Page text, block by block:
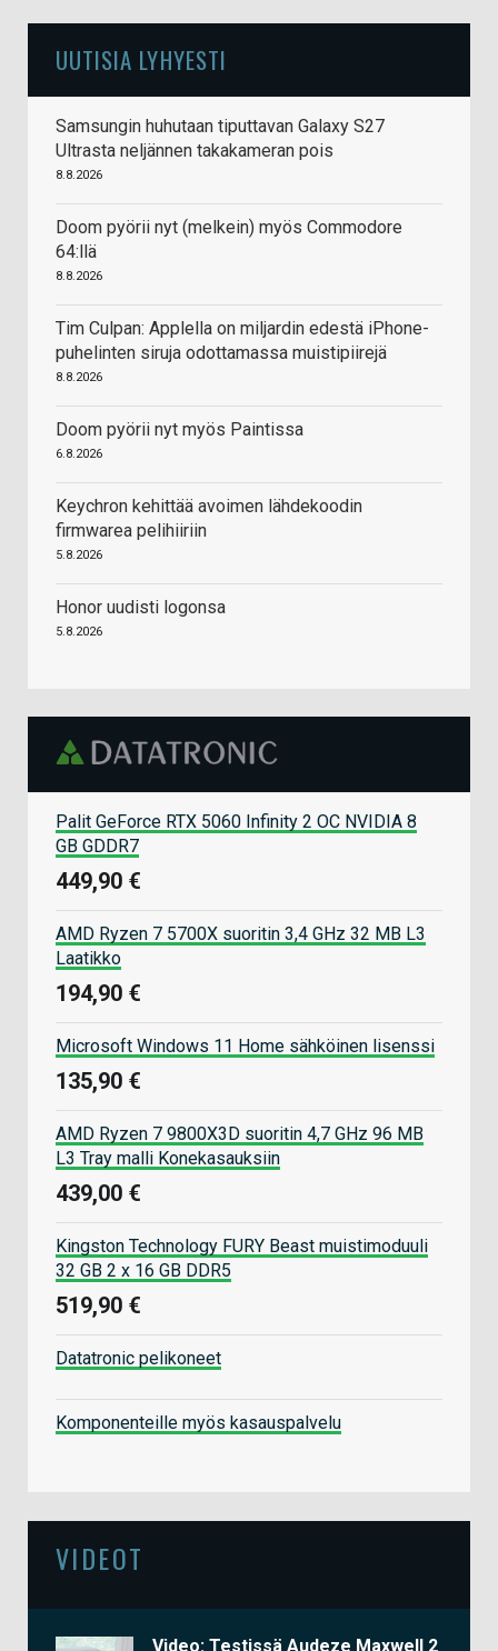
UUTISIA LYHYESTI
Samsungin huhutaan tiputtavan Galaxy S27
Ultrasta neljännen takakameran pois
8.8.2026
Doom pyörii nyt (melkein) myös Commodore
64:llä
8.8.2026
Tim Culpan: Applella on miljardin edestä iPhone-
puhelinten siruja odottamassa muistipiirejä
8.8.2026
Doom pyörii nyt myös Paintissa
6.8.2026
Keychron kehittää avoimen lähdekoodin
firmwarea pelihiiriin
5.8.2026
Honor uudisti logonsa
5.8.2026
Palit GeForce RTX 5060 Infinity 2 OC NVIDIA 8
GB GDDR7
449,90 €
AMD Ryzen 7 5700X suoritin 3,4 GHz 32 MB L3
Laatikko
194,90 €
Microsoft Windows 11 Home sähköinen lisenssi
135,90 €
AMD Ryzen 7 9800X3D suoritin 4,7 GHz 96 MB
L3 Tray malli Konekasauksiin
439,00 €
Kingston Technology FURY Beast muistimoduuli
32 GB 2 x 16 GB DDR5
519,90 €
Datatronic pelikoneet
Komponenteille myös kasauspalvelu
VIDEOT
Video: Testissä Audeze Maxwell 2